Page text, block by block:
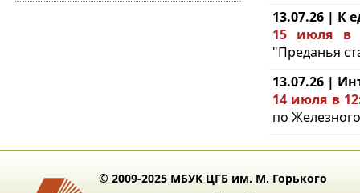
13.07.26 | К
15 июля в
"Преданья
13.07.26 |
14 июля в
по
© 2009-2025 МБУК ЦГБ им. М. Горького